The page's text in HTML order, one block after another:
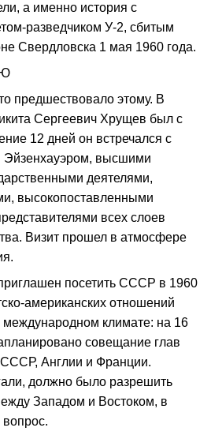
а именно история с
разведчиком У-2, сбитым
Свердловска 1 мая 1960 года.
предшествовало этому. В
Сергеевич Хрущев был с
12 дней он встречался с
Эйзенхауэром, высшими
деятелями,
высокопоставленными
всех слоев
Визит прошел в атмосфере
посетить СССР в 1960
американских отношений
климате: на 16
совещание глав
Англии и Франции.
должно было разрешить
Западом и Востоком, в
вопрос.